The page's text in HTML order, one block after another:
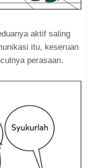
aktif saling
itu, keseruan
perasaan.